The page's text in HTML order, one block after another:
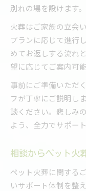
別れの場を設けます。
火葬はご家族の立会
プランに応じて進行
めてお返しする流れ
望に応じてご案内可能
事前にご準備いただ
フが丁寧にご説明し
談ください。悲しみ
よう、全力でサポー
相談からペット火
ペット火葬に関する
いサポート体制を整